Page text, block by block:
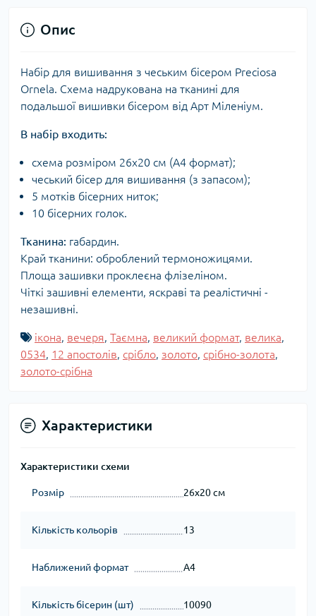
Опис
Набір для вишивання з чеським бісером Preciosa
Ornela. Схема надрукована на тканині для
подальшої вишивки бісером від Арт Міленіум.
В набір входить:
схема розміром 26х20 см (А4 формат);
чеський бісер для вишивання (з запасом);
5 мотків бісерних ниток;
10 бісерних голок.
Тканина: габардин.
Край тканини: оброблений термоножицями.
Площа зашивки проклеєна флізеліном.
Чіткі зашивні елементи, яскраві та реалістичні -
незашивні.
ікона, вечеря, Таємна, великий формат, велика,
0534, 12 апостолів, срібло, золото, срібно-золота,
золото-срібна
Характеристики
Характеристики схеми
Розмір 26x20 см
Кількість кольорів 13
Наближений формат А4
Кількість бісерин (шт) 10090